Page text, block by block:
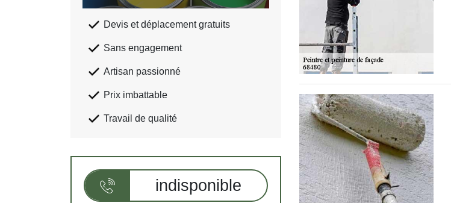
Devis et déplacement gratuits
Sans engagement
Artisan passionné
Prix imbattable
Travail de qualité
indisponible